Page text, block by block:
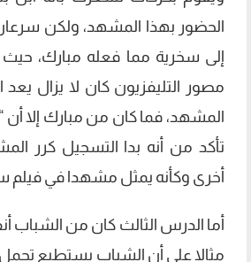
الحضور بهذا المشهد، ولكن
إلى سخرية مما فعله مبارك،
مصور التليفزيون كان لا يزال يعد
المشهد، فما كان من مبارك إلا
تأكد من أنه بدا التسجيل كرر
أخرى وكأنه يمثل مشهدا في فيلم
أما الدرس الثالث كان من
مثالا على أن الشباب يستطيع